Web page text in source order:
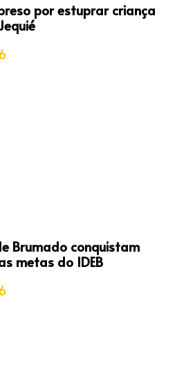
por estuprar criança
Brumado conquistam
metas do IDEB